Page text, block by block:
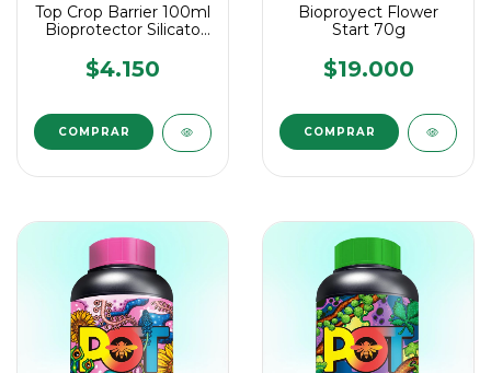
Top Crop Barrier 100ml
Bioprotector Silicato
$4.150
Bioproyect Flower
Start 70g
$19.000